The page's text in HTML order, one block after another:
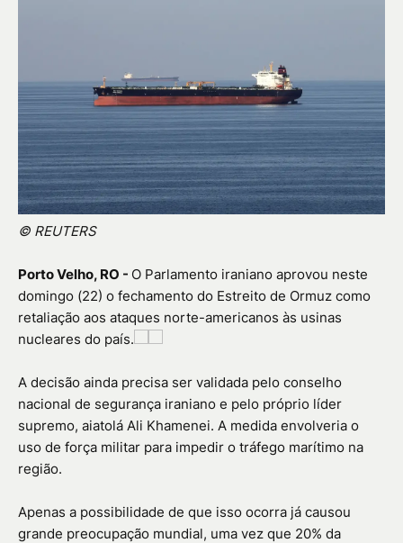
© REUTERS
Porto Velho, RO - O Parlamento iraniano aprovou neste
domingo (22) o fechamento do Estreito de Ormuz como
retaliação aos ataques norte-americanos às usinas
nucleares do país.
A decisão ainda precisa ser validada pelo conselho
nacional de segurança iraniano e pelo próprio líder
supremo, aiatolá Ali Khamenei. A medida envolveria o
uso de força militar para impedir o tráfego marítimo na
região.
Apenas a possibilidade de que isso ocorra já causou
grande preocupação mundial, uma vez que 20% da